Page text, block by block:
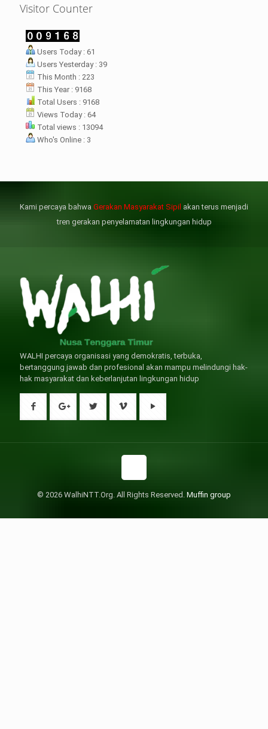
Visitor Counter
Users Today : 61
Users Yesterday : 39
This Month : 223
This Year : 9168
Total Users : 9168
Views Today : 64
Total views : 13094
Who's Online : 3
Desak
masyarakat dua desa
bukan merupakan
pertama ke
ATR/ BPN. Warga
kunjungan kali ini membuat
ATR/BPN
penyelesaian
agraria di desa mereka.
壯陽藥台灣購物
情感來說不管是ED患者自己還
生活肯定都是非常不滿意的，
而鋼, 因此只要了解避免了以上禁
症，現有的臨床經驗來看，在醫
犀利士壯陽藥線上購買
康、動脈血管健康，使心臟動泵
，從而引起器質性勃起功能障
（陽痿）。犀利士的副作用類
，所以亦會加重犀利士副作用症
Kami percaya bahwa Gerakan Masyarakat Sipil akan terus menjadi
tren gerakan penyelamatan lingkungan hidup
WALHI percaya organisasi yang demokratis, terbuka,
bertanggung jawab dan profesional akan mampu melindungi hak-
hak masyarakat dan keberlanjutan lingkungan hidup
© 2026 WalhiNTT.Org. All Rights Reserved. Muffin group